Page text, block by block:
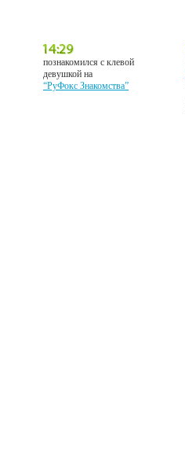
познакомился с клевой
девушкой на
“РуФокс Знакомства”